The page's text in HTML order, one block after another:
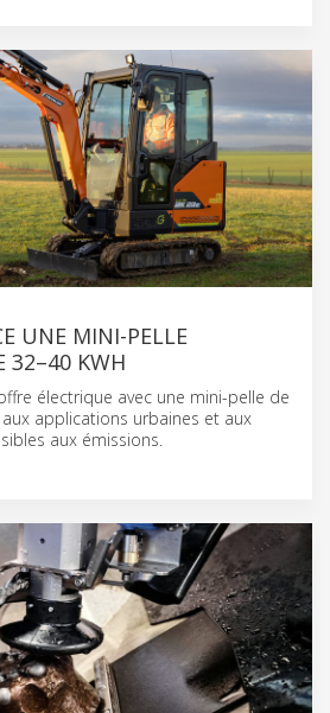
UNE MINI-PELLE
32–40 KWH
électrique avec une mini-pelle de
applications urbaines et aux
aux émissions.